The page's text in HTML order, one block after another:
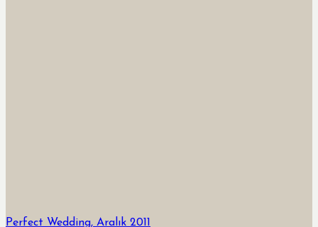
Perfect Wedding, Aralık 2011